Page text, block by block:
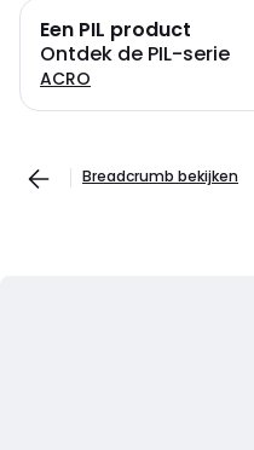
Een PIL product
Ontdek de PIL-serie
ACRO
Breadcrumb bekijken